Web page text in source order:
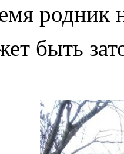
родник
быть